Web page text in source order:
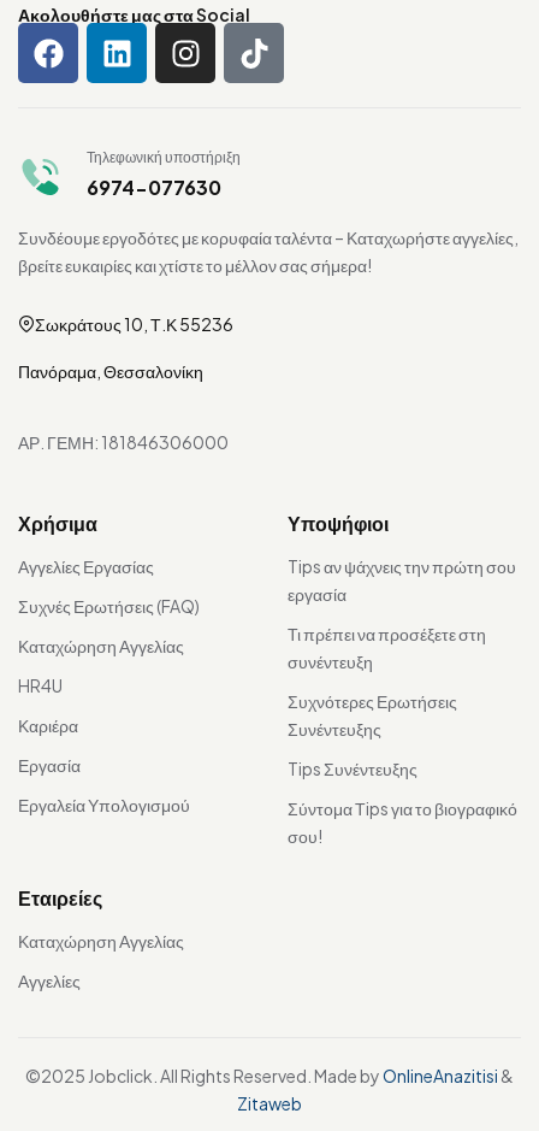
Ακολουθήστε μας στα Social
Τηλεφωνική υποστήριξη
6974-077630
Συνδέουμε εργοδότες με κορυφαία ταλέντα – Καταχωρήστε αγγελίες,
βρείτε ευκαιρίες και χτίστε το μέλλον σας σήμερα!
Σωκράτους 10, Τ.Κ 55236
Πανόραμα, Θεσσαλονίκη
ΑΡ. ΓΕΜΗ: 181846306000
Χρήσιμα
Αγγελίες Εργασίας
Συχνές Ερωτήσεις (FAQ)
Καταχώρηση Αγγελίας
HR4U
Καριέρα
Εργασία
Εργαλεία Υπολογισμού
Υποψήφιοι
Tips αν ψάχνεις την πρώτη σου
εργασία
Τι πρέπει να προσέξετε στη
συνέντευξη
Συχνότερες Ερωτήσεις
Συνέντευξης
Tips Συνέντευξης
Σύντομα Τips για το βιογραφικό
σου!
Εταιρείες
Καταχώρηση Αγγελίας
Αγγελίες
©2025 Jobclick. All Rights Reserved. Made byOnlineAnazitisi &
Zitaweb